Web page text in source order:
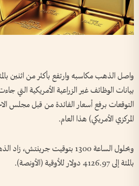
واصل الذهب مكاسبه ​وارتفع بأكثر من اثنين
بيانات الوظائف غير الزراعية الأمريكية التي
التوقعات برفع أسعار الفائدة من قبل مجلس
المركزي الأمريكي) هذا العام.
بالمئة إلى 4126.97 دولار للأوقية (الأونصة).